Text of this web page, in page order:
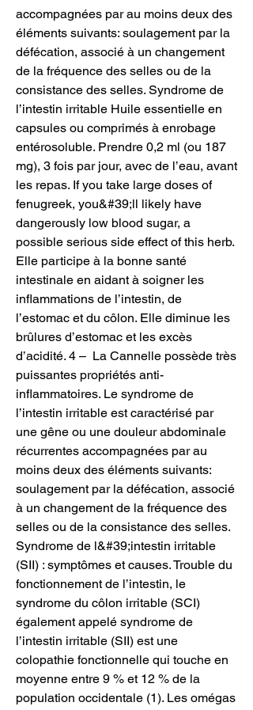
accompagnées par au moins deux des
éléments suivants: soulagement par la
défécation, associé à un changement
de la fréquence des selles ou de la
consistance des selles. Syndrome de
l’intestin irritable Huile essentielle en
capsules ou comprimés à enrobage
entérosoluble. Prendre 0,2 ml (ou 187
mg), 3 fois par jour, avec de l’eau, avant
les repas. If you take large doses of
fenugreek, you&#39;ll likely have
dangerously low blood sugar, a
possible serious side effect of this herb.
Elle participe à la bonne santé
intestinale en aidant à soigner les
inflammations de l’intestin, de
l’estomac et du côlon. Elle diminue les
brûlures d’estomac et les excès
d’acidité. 4 – ️ La Cannelle possède très
puissantes propriétés anti-
inflammatoires. Le syndrome de
l’intestin irritable est caractérisé par
une gêne ou une douleur abdominale
récurrentes accompagnées par au
moins deux des éléments suivants:
soulagement par la défécation, associé
à un changement de la fréquence des
selles ou de la consistance des selles.
Syndrome de l&#39;intestin irritable
(SII) : symptômes et causes. Trouble du
fonctionnement de l’intestin, le
syndrome du côlon irritable (SCI)
également appelé syndrome de
l’intestin irritable (SII) est une
colopathie fonctionnelle qui touche en
moyenne entre 9 % et 12 % de la
population occidentale (1). Les omégas